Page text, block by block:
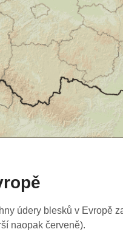
údery blesků v Evropě
naopak červeně).